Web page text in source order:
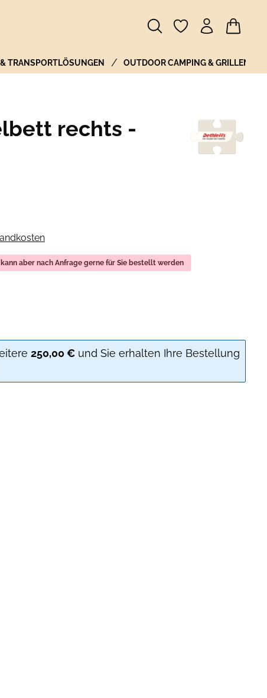
& TRANSPORTLÖSUNGEN OUTDOOR CAMPING & GRILLEN
rechts -
aber nach Anfrage gerne für Sie bestellt werden
250,00 € und Sie erhalten Ihre Bestellung